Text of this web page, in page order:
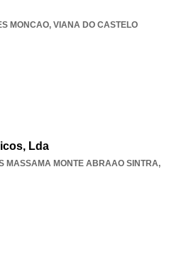
MONCAO, VIANA DO CASTELO
Lda
MASSAMA MONTE ABRAAO SINTRA,